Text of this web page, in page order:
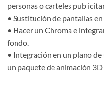
personas o carteles
• Sustitución de pantallas
• Hacer un Chroma e
fondo.
• Integración en un plano
un paquete de animación